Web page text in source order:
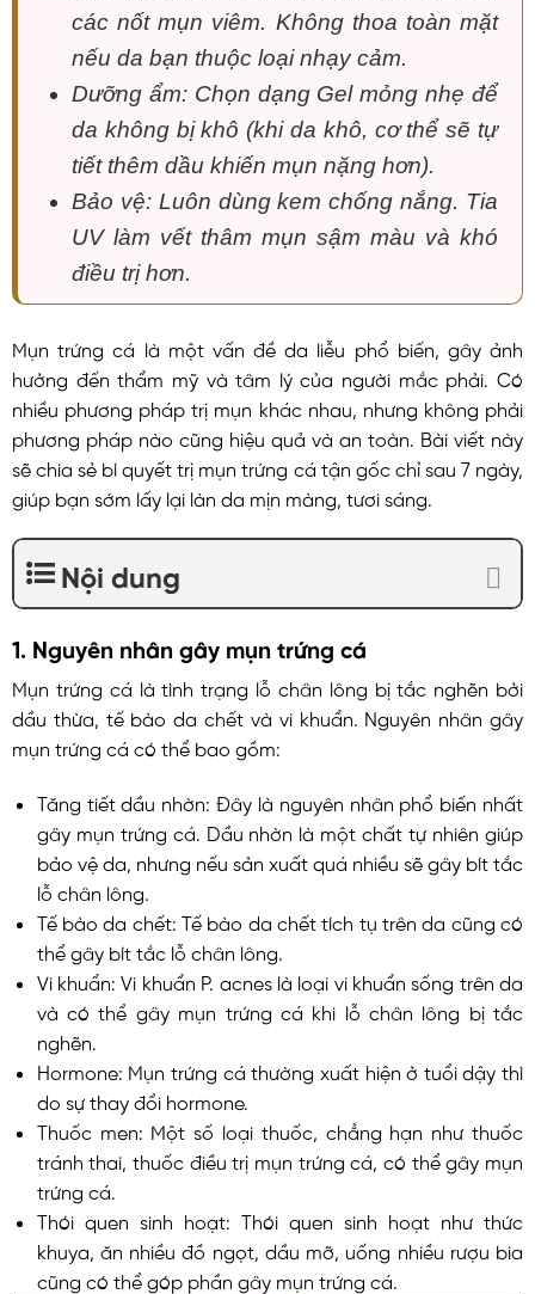
các nốt mụn viêm. Không thoa toàn mặt
nếu da bạn thuộc loại nhạy cảm.
Dưỡng ẩm: Chọn dạng Gel mỏng nhẹ để
da không bị khô (khi da khô, cơ thể sẽ tự
tiết thêm dầu khiến mụn nặng hơn).
Bảo vệ: Luôn dùng kem chống nắng. Tia
UV làm vết thâm mụn sậm màu và khó
điều trị hơn.
Mụn trứng cá là một vấn đề da liễu phổ biến, gây ảnh
hưởng đến thẩm mỹ và tâm lý của người mắc phải. Có
nhiều phương pháp trị mụn khác nhau, nhưng không phải
phương pháp nào cũng hiệu quả và an toàn. Bài viết này
sẽ chia sẻ bí quyết trị mụn trứng cá tận gốc chỉ sau 7 ngày,
giúp bạn sớm lấy lại làn da mịn màng, tươi sáng.
Nội dung
1. Nguyên nhân gây mụn trứng cá
Mụn trứng cá là tình trạng lỗ chân lông bị tắc nghẽn bởi
dầu thừa, tế bào da chết và vi khuẩn. Nguyên nhân gây
mụn trứng cá có thể bao gồm:
Tăng tiết dầu nhờn: Đây là nguyên nhân phổ biến nhất
gây mụn trứng cá. Dầu nhờn là một chất tự nhiên giúp
bảo vệ da, nhưng nếu sản xuất quá nhiều sẽ gây bít tắc
lỗ chân lông.
Tế bào da chết: Tế bào da chết tích tụ trên da cũng có
thể gây bít tắc lỗ chân lông.
Vi khuẩn: Vi khuẩn P. acnes là loại vi khuẩn sống trên da
và có thể gây mụn trứng cá khi lỗ chân lông bị tắc
nghẽn.
Hormone: Mụn trứng cá thường xuất hiện ở tuổi dậy thì
do sự thay đổi hormone.
Thuốc men: Một số loại thuốc, chẳng hạn như thuốc
tránh thai, thuốc điều trị mụn trứng cá, có thể gây mụn
trứng cá.
Thói quen sinh hoạt: Thói quen sinh hoạt như thức
khuya, ăn nhiều đồ ngọt, dầu mỡ, uống nhiều rượu bia
cũng có thể góp phần gây mụn trứng cá.